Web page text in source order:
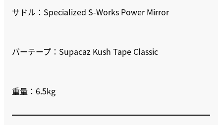
サドル：Specialized S-Works Power Mirror
バーテープ：Supacaz Kush Tape Classic
重量：6.5kg